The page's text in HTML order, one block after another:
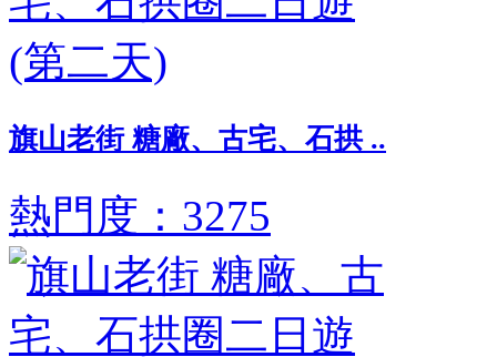
旗山老街 糖廠、古宅、石拱 ..
熱門度：3275